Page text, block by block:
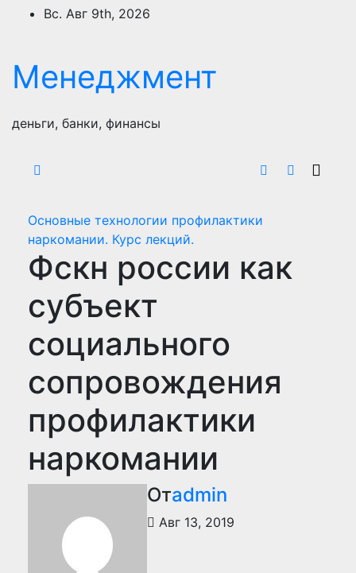
ПерейтиВс. Авг 9th, 2026
Менеджмент
деньги, банки, финансы
Основные технологии профилактики
наркомании. Курс лекций.
Фскн россии как
субъект
социального
сопровождения
профилактики
наркомании
Отadmin
Авг 13, 2019